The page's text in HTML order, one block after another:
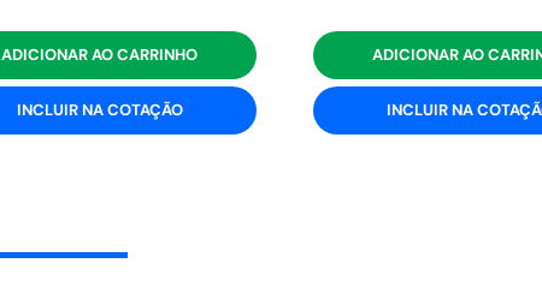
ADICIONAR AO CARRINHO
INCLUIR NA COTAÇÃO
ADICIONAR AO
INCLUIR NA